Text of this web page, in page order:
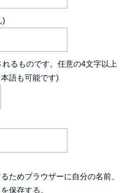
)
れるものです。任意の4文字以上
語も可能です)
ためブラウザーに自分の名前、
保存する。